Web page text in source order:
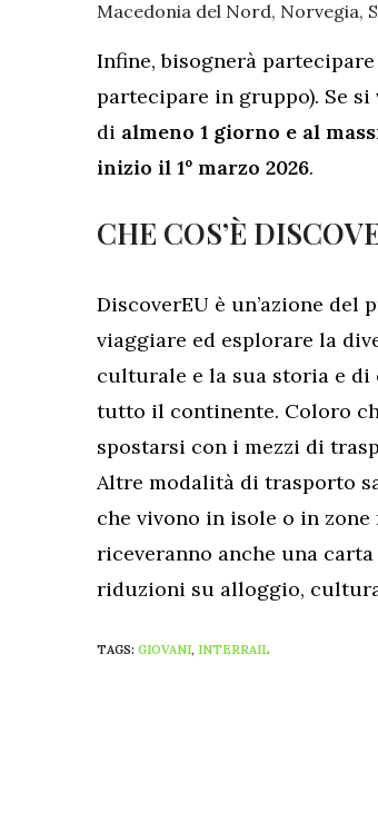
Macedonia del Nord, Norvegia,
Infine, bisognerà
partecipare in gruppo). Se
di almeno 1 giorno e al
inizio il 1º marzo 2026.
CHE COS’È
DiscoverEU è un’azione del
viaggiare ed esplorare la
culturale e la sua storia e
tutto il continente. Coloro
spostarsi con i mezzi di
Altre modalità di trasporto
che vivono in isole o in
riceveranno anche una
riduzioni su alloggio,
TAGS: GIOVANI, INTERRAIL